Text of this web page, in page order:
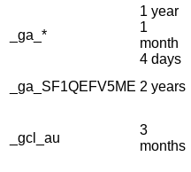
_ga_*
1 year
1
month
4 days
_ga_SF1QEFV5ME 2 years
_gcl_au
3
months